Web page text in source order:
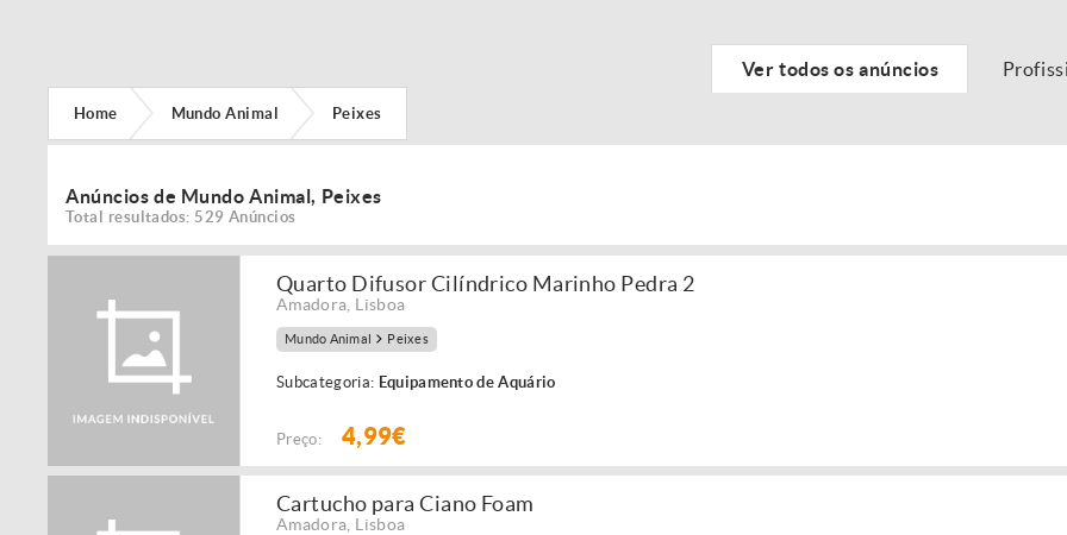
Home Mundo Animal Peixes
Ver todos os anúncios
Anúncios de Mundo Animal, Peixes
Total resultados: 529 Anúncios
Quarto Difusor Cilíndrico Marinho Pedra 2
Amadora Lisboa
Mundo Animal Peixes
Subcategoria: Equipamento de Aquário
Preço: 4,99€
Cartucho para Ciano Foam
Amadora Lisboa